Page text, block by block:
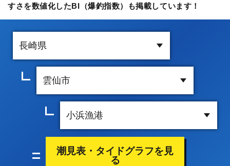
すさを数値化したBI（爆釣指数）も掲載しています！
潮見表・タイドグラフを見
る